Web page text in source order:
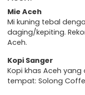
Mie Aceh
Mi kuning tebal
daging/kepiting.
Aceh.
Kopi Sanger
Kopi khas Aceh
tempat: Solong